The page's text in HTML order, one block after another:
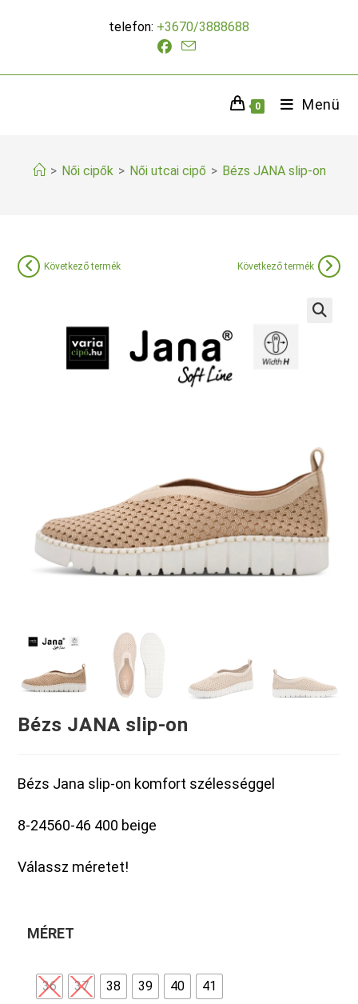
telefon: +3670/3888688
0 Menü
> Női cipők > Női utcai cipő > Bézs JANA slip-on
Következő termék Következő termék
Bézs JANA slip-on
Bézs Jana slip-on komfort szélességgel
8-24560-46 400 beige
Válassz méretet!
MÉRET
36 37 38 39 40 41